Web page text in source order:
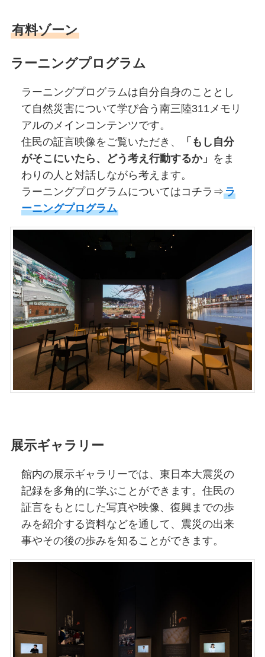
有料ゾーン
ラーニングプログラム
ラーニングプログラムは自分自身のこととし
て自然災害について学び合う南三陸311メモリ
アルのメインコンテンツです。
住民の証言映像をご覧いただき、
「もし自分
がそこにいたら、どう考え行動するか」 をま
わりの人と対話しながら考えます。
ラーニングプログラムについてはコチラ⇒ラ
ーニングプログラム
展示ギャラリー
館内の展示ギャラリーでは、東日本大震災の
記録を多角的に学ぶことができます。住民の
証言をもとにした写真や映像、復興までの歩
みを紹介する資料などを通して、震災の出来
事やその後の歩みを知ることができます。